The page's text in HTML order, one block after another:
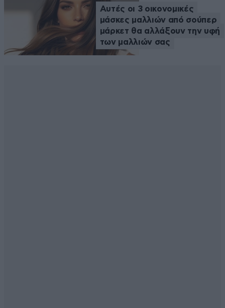
Αυτές οι 3 οικονομικές
μάσκες μαλλιών από σούπερ
μάρκετ θα αλλάξουν την υφή
των μαλλιών σας